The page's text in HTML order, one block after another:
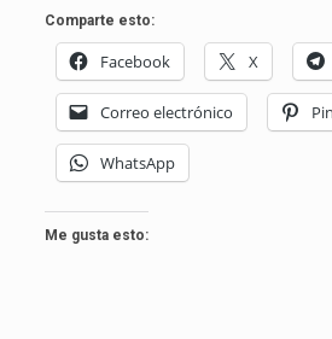
Comparte esto:
Facebook X
Correo electrónico
WhatsApp
Me gusta esto: